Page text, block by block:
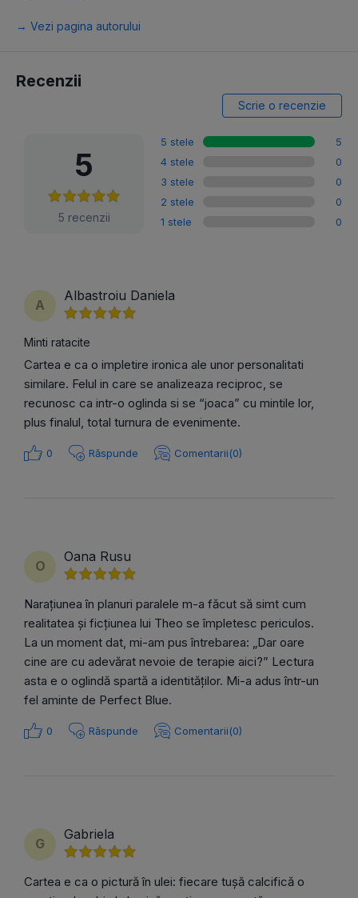
→ Vezi pagina autorului
Recenzii
Scrie o recenzie
5
5 recenzii
5 stele
5
4 stele
0
3 stele
0
2 stele
0
1 stele
0
A
Albastroiu Daniela
Minti ratacite
Cartea e ca o impletire ironica ale unor personalitati
similare. Felul in care se analizeaza reciproc, se
recunosc ca intr-o oglinda si se “joaca” cu mintile lor,
plus finalul, total turnura de evenimente.
0 Răspunde Comentarii(0)
O
Oana Rusu
Narațiunea în planuri paralele m-a făcut să simt cum
realitatea și ficțiunea lui Theo se împletesc periculos.
La un moment dat, mi-am pus întrebarea: „Dar oare
cine are cu adevărat nevoie de terapie aici?” Lectura
asta e o oglindă spartă a identităților. Mi-a adus într-un
fel aminte de Perfect Blue.
0 Răspunde Comentarii(0)
G
Gabriela
Cartea e ca o pictură în ulei: fiecare tușă calcifică o